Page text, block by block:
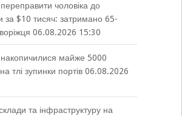
чоловіка до
за $10 тисяч: затримано 65-
06.08.2026 15:30
накопичилися майже 5000
тлі зупинки портів 06.08.2026
та інфраструктуру на